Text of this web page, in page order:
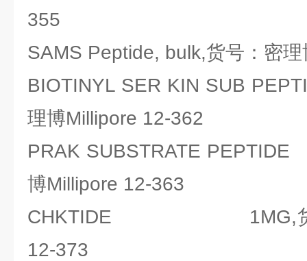
355
SAMS Peptide, bulk,货号：密
BIOTINYL SER KIN SUB
理博Millipore 12-362
PRAK SUBSTRATE
博Millipore 12-363
CHKTIDE 1MG,货号
12-373